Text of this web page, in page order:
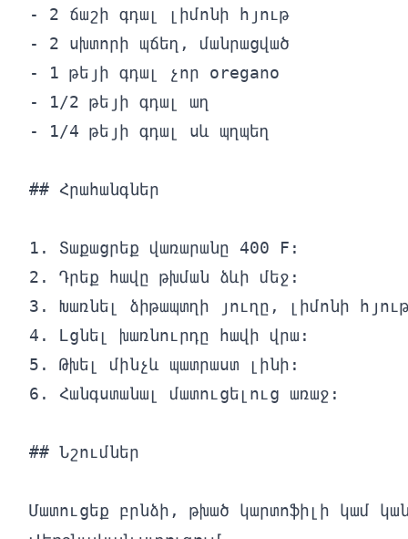
- 2 ճաշի գդալ լիմոնի հյութ
- 2 սխտորի պճեղ, մանրացված
- 1 թեյի գդալ չոր օregano
- 1/2 թեյի գդալ աղ
- 1/4 թեյի գդալ սև պղպեղ
## Հրահանգներ
1. Տաքացրեք վառարանը 400 F:
2. Դրեք հավը թխման ձևի մեջ:
3. Խառնել ձիթապտղի յուղը, լիմոնի
4. Լցնել խառնուրդը հավի վրա:
5. Թխել մինչև պատրաստ լինի:
6. Հանգստանալ մատուցելուց առաջ:
## Նշումներ